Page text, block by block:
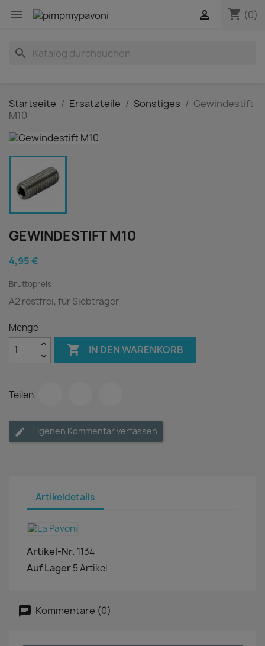
 shopping_cart (0)

search
Startseite Ersatzteile Sonstiges
Gewindestift
M10
GEWINDESTIFT M10
4,95 €
Bruttopreis
A2 rostfrei, für Siebträger
Menge
 IN DEN WARENKORB
Teilen
Eigenen Kommentar verfassen
Artikeldetails
Artikel-Nr. 1134
Auf Lager5 Artikel
Kommentare (0)